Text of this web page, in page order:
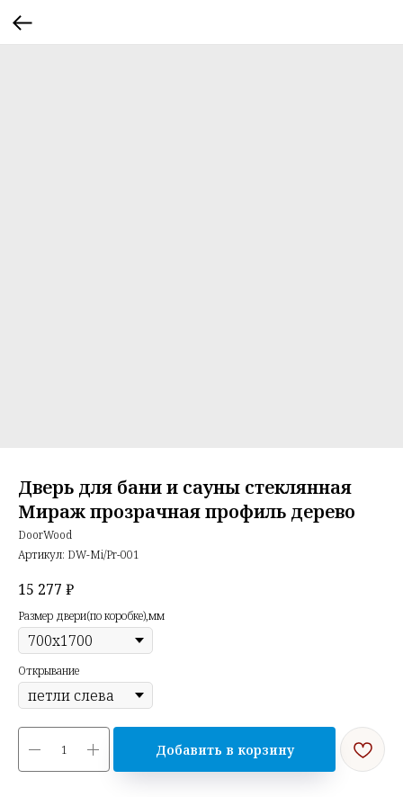
Дверь для бани и сауны стеклянная
Мираж прозрачная профиль дерево
DoorWood
Артикул: DW-Mi/Pr-001
15 277 ₽
Размер двери(по коробке),мм
Открывание
Добавить в корзину